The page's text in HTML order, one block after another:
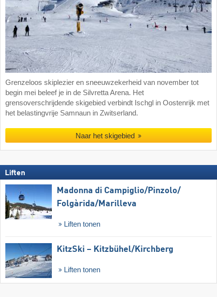
Grenzeloos skiplezier en sneeuwzekerheid van november tot
begin mei beleef je in de Silvretta Arena. Het
grensoverschrijdende skigebied verbindt Ischgl in Oostenrijk met
het belastingvrije Samnaun in Zwitserland.
Naar het skigebied
Liften
Madonna di Campiglio/​Pinzolo/​
Folgàrida/​Marilleva
Liften tonen
KitzSki – Kitzbühel/​Kirchberg
Liften tonen